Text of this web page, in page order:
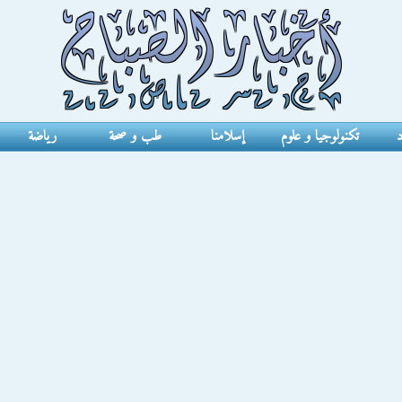
تكنولوجيا و علوم إسلامنا طب و صحة رياضة